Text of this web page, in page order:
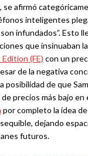
se afirmó
inteligentes
infundados”. Esto
que insinuaban
(FE) con un
de la negativa
posibilidad de que
precios más bajo
por completo la idea
dejando
futuros.